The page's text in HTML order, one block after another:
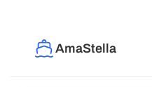
AmaStella